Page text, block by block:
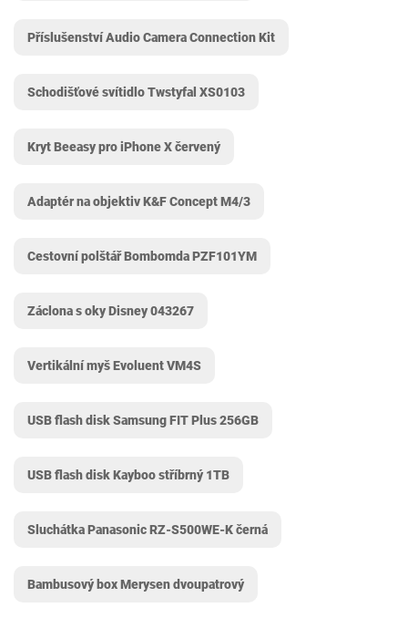
Příslušenství Audio Camera Connection Kit
Schodišťové svítidlo Twstyfal XS0103
Kryt Beeasy pro iPhone X červený
Adaptér na objektiv K&F Concept M4/3
Cestovní polštář Bombomda PZF101YM
Záclona s oky Disney 043267
Vertikální myš Evoluent VM4S
USB flash disk Samsung FIT Plus 256GB
USB flash disk Kayboo stříbrný 1TB
Sluchátka Panasonic RZ-S500WE-K černá
Bambusový box Merysen dvoupatrový